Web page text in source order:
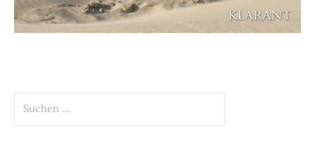
nach: